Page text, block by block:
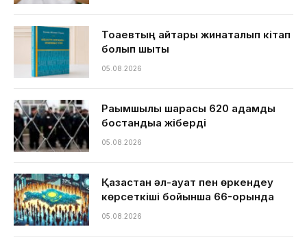
Тоқаевтың айтқары жинақталып кітап
болып шықты
05.08.2026
Рақымшылық шарасы 620 адамды
бостандыққа жіберді
05.08.2026
Қазақстан әл-ауқат пен өркендеу
көрсеткіші бойынша 66-орында
05.08.2026